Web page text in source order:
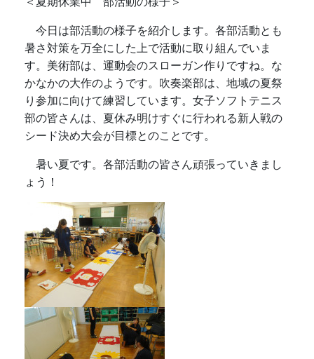
今日は部活動の様子を紹介します。各部活動とも
暑さ対策を万全にした上で活動に取り組んでいま
す。美術部は、運動会のスローガン作りですね。な
かなかの大作のようです。吹奏楽部は、地域の夏祭
り参加に向けて練習しています。女子ソフトテニス
部の皆さんは、夏休み明けすぐに行われる新人戦の
シード決め大会が目標とのことです。
暑い夏です。各部活動の皆さん頑張っていきまし
ょう！